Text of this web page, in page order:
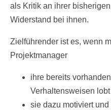
als Kritik an ihrer
Widerstand bei ihnen.
Zielführender ist es, wenn
Projektmanager
ihre bereits
Verhaltensweisen
sie dazu motiviert